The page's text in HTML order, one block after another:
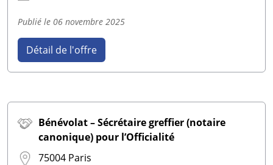
Publié le 06 novembre 2025
Détail de l'offre
Bénévolat – Sécrétaire greffier (notaire
canonique) pour l’Officialité
75004 Paris